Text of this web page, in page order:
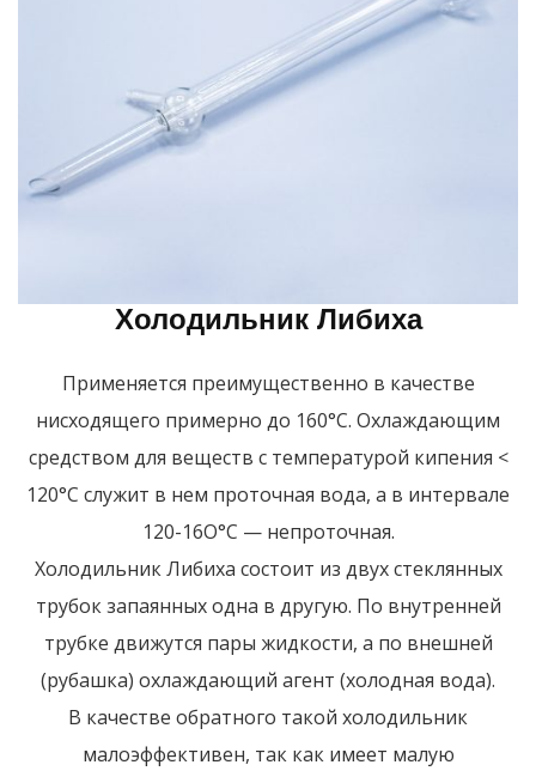
Холодильник Либиха
Применяется преимущественно в качестве
нисходящего примерно до 160°С. Охлаждающим
средством для веществ с температурой кипения <
120°С служит в нем проточная вода, а в интервале
120-16О°С — непроточная.
Холодильник Либиха состоит из двух стеклянных
трубок запаянных одна в другую. По внутренней
трубке движутся пары жидкости, а по внешней
(рубашка) охлаждающий агент (холодная вода).
В качестве обратного такой холодильник
малоэффективен, так как имеет малую